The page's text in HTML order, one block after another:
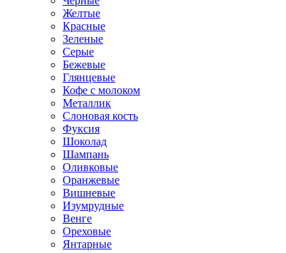
Желтые
Красные
Зеленые
Серые
Бежевые
Глянцевые
Кофе с молоком
Металлик
Слоновая кость
Фуксия
Шоколад
Шампань
Оливковые
Оранжевые
Вишневые
Изумрудные
Венге
Ореховые
Янтарные